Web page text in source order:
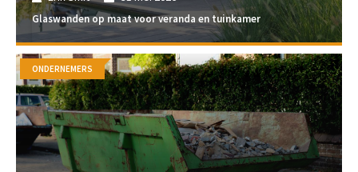
Glaswanden op maat voor veranda en tuinkamer
ONDERNEMERS